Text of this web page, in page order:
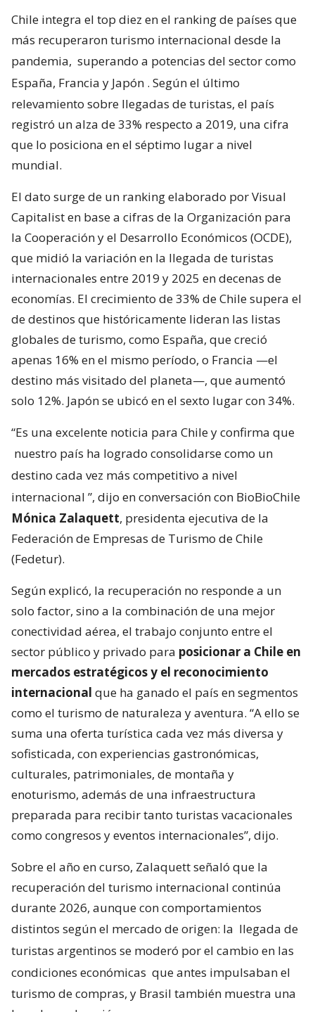
Chile integra el top diez en el ranking de países que
más recuperaron turismo internacional desde la
pandemia, superando a potencias del sector como
España, Francia y Japón . Según el último
relevamiento sobre llegadas de turistas, el país
registró un alza de 33% respecto a 2019, una cifra
que lo posiciona en el séptimo lugar a nivel
mundial.
El dato surge de un ranking elaborado por Visual
Capitalist en base a cifras de la Organización para
la Cooperación y el Desarrollo Económicos (OCDE),
que midió la variación en la llegada de turistas
internacionales entre 2019 y 2025 en decenas de
economías. El crecimiento de 33% de Chile supera el
de destinos que históricamente lideran las listas
globales de turismo, como España, que creció
apenas 16% en el mismo período, o Francia —el
destino más visitado del planeta—, que aumentó
solo 12%. Japón se ubicó en el sexto lugar con 34%.
“Es una excelente noticia para Chile y confirma que
nuestro país ha logrado consolidarse como un
destino cada vez más competitivo a nivel
internacional ”, dijo en conversación con BioBioChile
Mónica Zalaquett, presidenta ejecutiva de la
Federación de Empresas de Turismo de Chile
(Fedetur).
Según explicó, la recuperación no responde a un
solo factor, sino a la combinación de una mejor
conectividad aérea, el trabajo conjunto entre el
sector público y privado para posicionar a Chile en
mercados estratégicos y el reconocimiento
internacional que ha ganado el país en segmentos
como el turismo de naturaleza y aventura. “A ello se
suma una oferta turística cada vez más diversa y
sofisticada, con experiencias gastronómicas,
culturales, patrimoniales, de montaña y
enoturismo, además de una infraestructura
preparada para recibir tanto turistas vacacionales
como congresos y eventos internacionales”, dijo.
Sobre el año en curso, Zalaquett señaló que la
recuperación del turismo internacional continúa
durante 2026, aunque con comportamientos
distintos según el mercado de origen: la llegada de
turistas argentinos se moderó por el cambio en las
condiciones económicas que antes impulsaban el
turismo de compras, y Brasil también muestra una